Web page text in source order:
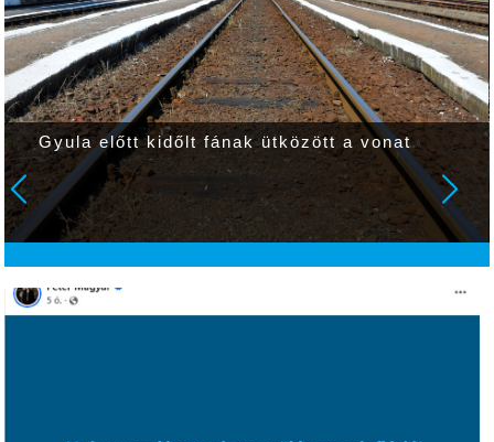
Gyula előtt kidőlt fának ütközött a vonat